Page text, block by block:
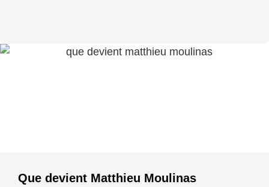
Que devient Matthieu Moulinas